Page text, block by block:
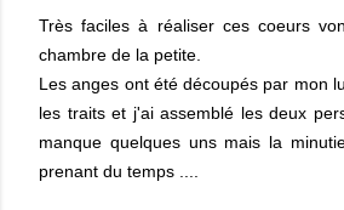
Très faciles à réaliser ces coeurs
chambre de la petite.
Les anges ont été découpés par mon
les traits et j'ai assemblé les deux
manque quelques uns mais la
prenant du temps ....